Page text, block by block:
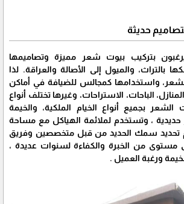
حديثة
بتركيب بيوت شعر مميزة وتصاميمها
بالتراث، والميول إلى الأصالة والعراقة. لذا
واستخدامها كمجالس للضيافة في أماكن
الباحات، الاستراحات، وغيرها تختلف أنواع
بجميع أنواع الخيام الملكية، والخيمة
، وتستخدم لملائمة الهياكل مع مساحة
تحديد سمك الحديد من قبل متخصصين وفريق
من الخبرة والكفاءة لسنوات عديدة ،
ورغبة العميل .